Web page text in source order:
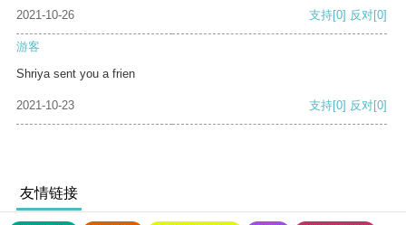
2021-10-26 支持[0] 反对[0]
游客
Shriya sent you a frien
2021-10-23 支持[0] 反对[0]
友情链接